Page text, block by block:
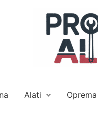
Alati Oprema